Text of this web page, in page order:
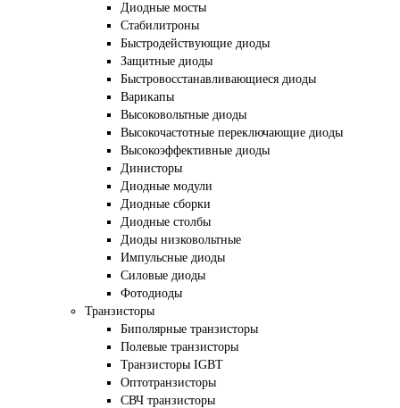
Диодные мосты
Стабилитроны
Быстродействующие диоды
Защитные диоды
Быстровосстанавливающиеся диоды
Варикапы
Высоковольтные диоды
Высокочастотные переключающие диоды
Высокоэффективные диоды
Динисторы
Диодные модули
Диодные сборки
Диодные столбы
Диоды низковольтные
Импульсные диоды
Силовые диоды
Фотодиоды
Транзисторы
Биполярные транзисторы
Полевые транзисторы
Транзисторы IGBT
Оптотранзисторы
СВЧ транзисторы